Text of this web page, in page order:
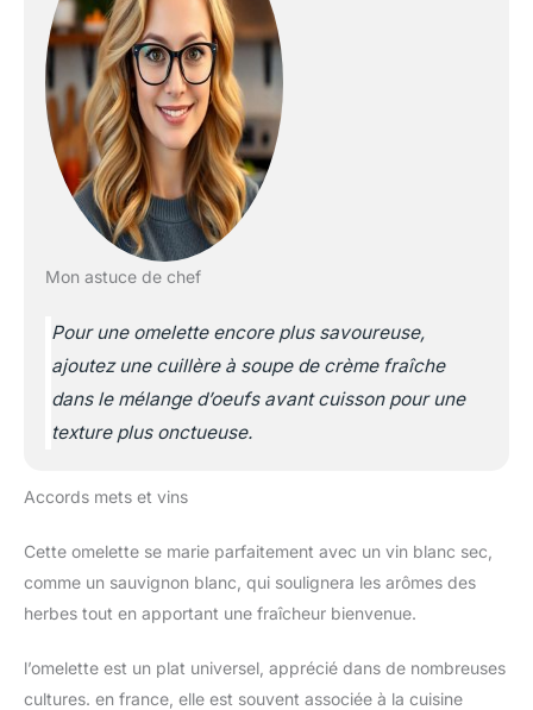
Mon astuce de chef
Pour une omelette encore plus savoureuse,
ajoutez une cuillère à soupe de crème fraîche
dans le mélange d’oeufs avant cuisson pour une
texture plus onctueuse.
Accords mets et vins
Cette omelette se marie parfaitement avec un vin blanc sec,
comme un sauvignon blanc, qui soulignera les arômes des
herbes tout en apportant une fraîcheur bienvenue.
l’omelette est un plat universel, apprécié dans de nombreuses
cultures. en france, elle est souvent associée à la cuisine